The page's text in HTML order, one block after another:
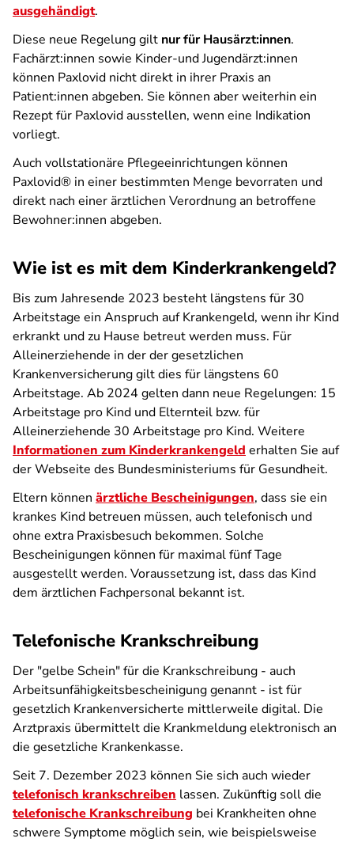
ausgehändigt.
Diese neue Regelung gilt nur für Hausärzt:innen.
Fachärzt:innen sowie Kinder-und Jugendärzt:innen
können Paxlovid nicht direkt in ihrer Praxis an
Patient:innen abgeben. Sie können aber weiterhin ein
Rezept für Paxlovid ausstellen, wenn eine Indikation
vorliegt.
Auch vollstationäre Pflegeeinrichtungen können
Paxlovid® in einer bestimmten Menge bevorraten und
direkt nach einer ärztlichen Verordnung an betroffene
Bewohner:innen abgeben.
Wie ist es mit dem Kinderkrankengeld?
Bis zum Jahresende 2023 besteht längstens für 30
Arbeitstage ein Anspruch auf Krankengeld, wenn ihr Kind
erkrankt und zu Hause betreut werden muss. Für
Alleinerziehende in der der gesetzlichen
Krankenversicherung gilt dies für längstens 60
Arbeitstage. Ab 2024 gelten dann neue Regelungen: 15
Arbeitstage pro Kind und Elternteil bzw. für
Alleinerziehende 30 Arbeitstage pro Kind. Weitere
Informationen zum Kinderkrankengeld erhalten Sie auf
der Webseite des Bundesministeriums für Gesundheit.
Eltern können ärztliche Bescheinigungen, dass sie ein
krankes Kind betreuen müssen, auch telefonisch und
ohne extra Praxisbesuch bekommen. Solche
Bescheinigungen können für maximal fünf Tage
ausgestellt werden. Voraussetzung ist, dass das Kind
dem ärztlichen Fachpersonal bekannt ist.
Telefonische Krankschreibung
Der "gelbe Schein" für die Krankschreibung - auch
Arbeitsunfähigkeitsbescheinigung genannt - ist für
gesetzlich Krankenversicherte mittlerweile digital. Die
Arztpraxis übermittelt die Krankmeldung elektronisch an
die gesetzliche Krankenkasse.
Seit 7. Dezember 2023 können Sie sich auch wieder
telefonisch krankschreiben lassen. Zukünftig soll die
telefonische Krankschreibung bei Krankheiten ohne
schwere Symptome möglich sein, wie beispielsweise